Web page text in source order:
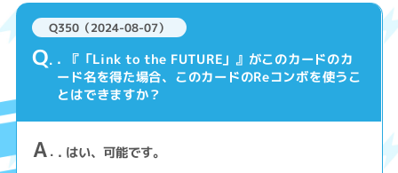
Q350（2024-08-07）
Q . 『「Link to the FUTURE」』がこのカードのカ
ード名を得た場合、このカードのReコンボを使うこ
とはできますか？
A . はい、可能です。